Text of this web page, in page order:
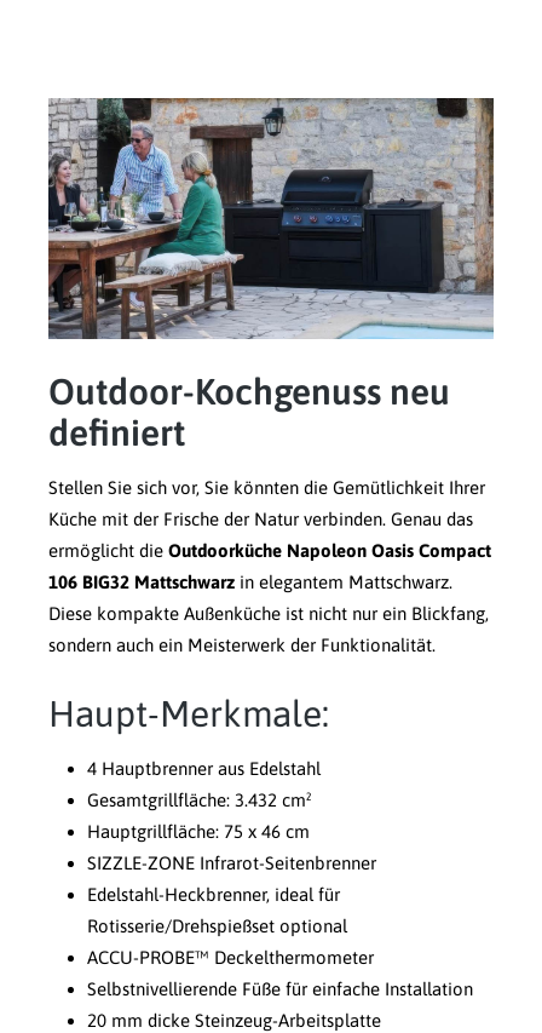
Outdoor-Kochgenuss neu
definiert
Stellen Sie sich vor, Sie könnten die Gemütlichkeit Ihrer
Küche mit der Frische der Natur verbinden. Genau das
ermöglicht die Outdoorküche Napoleon Oasis Compact
106 BIG32 Mattschwarz in elegantem Mattschwarz.
Diese kompakte Außenküche ist nicht nur ein Blickfang,
sondern auch ein Meisterwerk der Funktionalität.
Haupt-Merkmale:
4 Hauptbrenner aus Edelstahl
Gesamtgrillfläche: 3.432 cm²
Hauptgrillfläche: 75 x 46 cm
SIZZLE-ZONE Infrarot-Seitenbrenner
Edelstahl-Heckbrenner, ideal für
Rotisserie/Drehspießset optional
ACCU-PROBE™ Deckelthermometer
Selbstnivellierende Füße für einfache Installation
20 mm dicke Steinzeug-Arbeitsplatte